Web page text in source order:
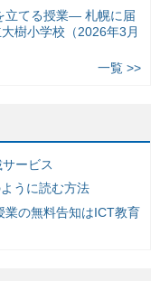
立てる授業— 札幌に届
樹小学校（2026年3月
一覧 >>
ービス
うに読む方法
業の無料告知はICT教育